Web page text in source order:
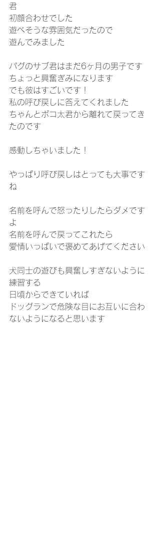
君
初顔合わせでした
遊べそうな雰囲気だったので
遊んでみました
パグのサブ君はまだ6ヶ月の男子です
ちょっと興奮ぎみになります
でも彼はすごいです！
私の呼び戻しに答えてくれました
ちゃんとポコ太君から離れて戻ってき
たのです
感動しちゃいました！
やっぱり呼び戻しはとっても大事です
ね
名前を呼んで怒ったりしたらダメです
よ
名前を呼んで戻ってこれたら
愛情いっぱいで褒めてあげてください
犬同士の遊びも興奮しすぎないように
練習する
日頃からできていれば
ドッグランで危険な目にお互いに合わ
ないようになると思います